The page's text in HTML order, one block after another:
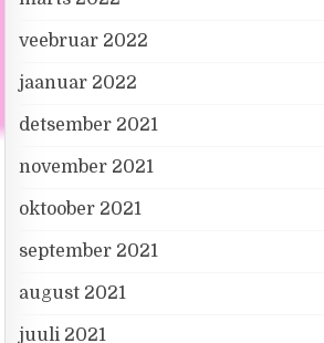
veebruar 2022
jaanuar 2022
detsember 2021
november 2021
oktoober 2021
september 2021
august 2021
juuli 2021